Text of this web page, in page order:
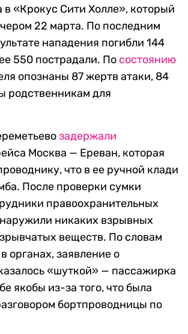
в «Крокус Сити Холле», который
22 марта. По последним
нападения погибли 144
550 пострадали. По состоянию
опознаны 87 жертв атаки, 84
родственникам для
задержали
Москва — Ереван, которая
что в ее ручной клади
После проверки сумки
правоохранительных
никаких взрывных
веществ. По словам
органах, заявление о
«шуткой» — пассажирка
якобы из-за того, что была
бортпроводницы по